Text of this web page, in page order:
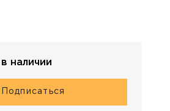
наличии
Подписаться